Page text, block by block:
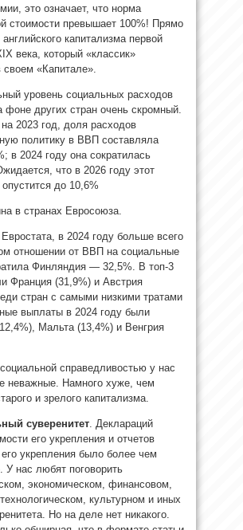
это означает, что норма
стоимости превышает 100%! Прямо
капитализма первой
века, который «классик»
«Капитале».
уровень социальных расходов
фоне других стран очень скромный.
2023 год, доля расходов
политику в ВВП составляла
в 2024 году она сократилась
что в 2026 году этот
опустится до 10,6%
в странах Евросоюза.
в 2024 году больше всего
отношении от ВВП на социальные
Финляндия — 32,5%. В топ-3
Франция (31,9%) и Австрия
стран с самыми низкими тратами
выплаты в 2024 году были
Мальта (13,4%) и Венгрия
справедливостью у нас
неважные. Намного хуже, чем
и зрелого капитализма.
суверенитет . Деклараций
его укрепления и отчетов
укрепления было более чем
У нас любят поговорить
экономическом, финансовом,
культурном и иных
Но на деле нет никакого.